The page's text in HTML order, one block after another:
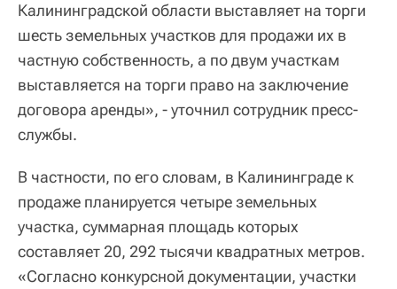
Калининградской области выставляет на торги
шесть земельных участков для продажи их в
частную собственность, а по двум участкам
выставляется на торги право на заключение
договора аренды», - уточнил сотрудник пресс-
службы.
В частности, по его словам, в Калининграде к
продаже планируется четыре земельных
участка, суммарная площадь которых
составляет 20, 292 тысячи квадратных метров.
«Согласно конкурсной документации, участки